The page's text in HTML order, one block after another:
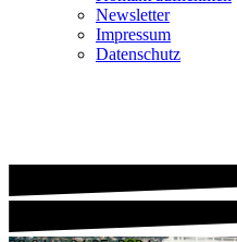
Newsletter
Impressum
Datenschutz